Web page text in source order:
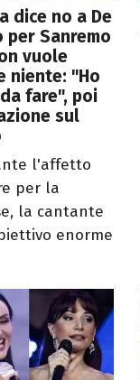
dice no a De
per Sanremo
vuole
niente: "Ho
fare", poi
sul
l'affetto
per la
la cantante
enorme